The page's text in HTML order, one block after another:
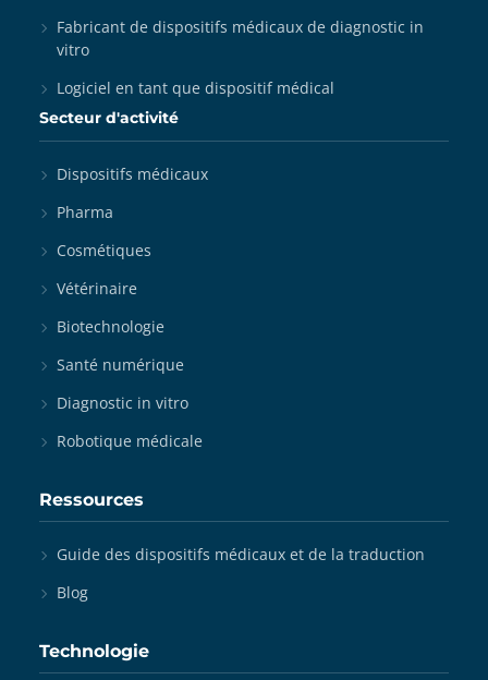
Fabricant de dispositifs médicaux de diagnostic in
vitro
Logiciel en tant que dispositif médical
Secteur d'activité
Dispositifs médicaux
Pharma
Cosmétiques
Vétérinaire
Biotechnologie
Santé numérique
Diagnostic in vitro
Robotique médicale
Ressources
Guide des dispositifs médicaux et de la traduction
Blog
Technologie